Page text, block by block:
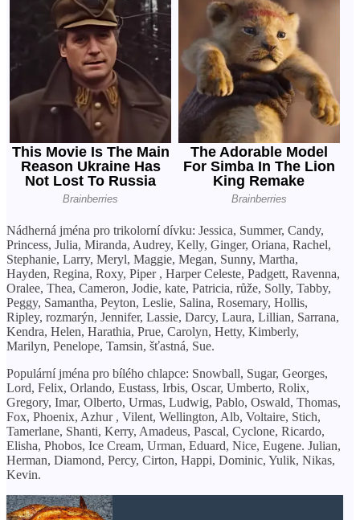
Nádherná jména pro trikolorní dívku: Jessica, Summer, Candy,
Princess, Julia, Miranda, Audrey, Kelly, Ginger, Oriana, Rachel,
Stephanie, Larry, Meryl, Maggie, Megan, Sunny, Martha,
Hayden, Regina, Roxy, Piper , Harper Celeste, Padgett, Ravenna,
Oralee, Thea, Cameron, Jodie, kate, Patricia, růže, Solly, Tabby,
Peggy, Samantha, Peyton, Leslie, Salina, Rosemary, Hollis,
Ripley, rozmarýn, Jennifer, Lassie, Darcy, Laura, Lillian, Sarrana,
Kendra, Helen, Harathia, Prue, Carolyn, Hetty, Kimberly,
Marilyn, Penelope, Tamsin, šťastná, Sue.
Populární jména pro bílého chlapce: Snowball, Sugar, Georges,
Lord, Felix, Orlando, Eustass, Irbis, Oscar, Umberto, Rolix,
Gregory, Imar, Olberto, Urmas, Ludwig, Pablo, Oswald, Thomas,
Fox, Phoenix, Azhur , Vilent, Wellington, Alb, Voltaire, Stich,
Tamerlane, Shanti, Kerry, Amadeus, Pascal, Cyclone, Ricardo,
Elisha, Phobos, Ice Cream, Urman, Eduard, Nice, Eugene. Julian,
Herman, Diamond, Percy, Cirton, Happi, Dominic, Yulik, Nikas,
Kevin.